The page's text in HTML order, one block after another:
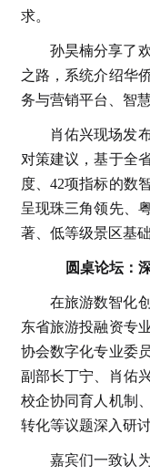
求。
孙昊楠分享了
之路，系统介绍华
务与营销平台、智
肖佑兴现场发
对策建议，基于全
度、42项指标的数
呈现珠三角领先、
著、低等级景区基
圆桌论坛：
在旅游数智化
东省旅游投融资专
协会数字化专业委
副部长丁宁、肖佑
校企协同育人机制
转化等议题深入研讨
嘉宾们一致认